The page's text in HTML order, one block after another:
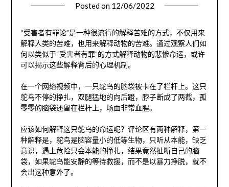
Posted on 12/06/2022
“受害者有罪论”是一种很流行的解释苦难的方式，不仅用来
解释人类的苦难，也用来解释动物的苦难。通过观察人们如
何以类似于“受害者有罪”的方式解释动物的悲惨命运，或许
可以揭示这些解释背后的心理机制。
在一个网络视频中，一只鸵鸟的脑袋被卡在了栏杆上。这只
鸵鸟不停的挣扎，双腿猛地的向后蹬，脖子断成了两截，孤
零零的脑袋还留在栏杆上，场面非常血腥。
应该如何解释这只鸵鸟的命运呢？评论区有两种解释，第一
种解释是，鸵鸟是脑容量小的低等生物，只听从本能，缺乏
意识，遇上危险只会本能的挣扎，结果竟然扯断自己的脑
袋，如果鸵鸟能安静的等待救援，而不是以暴力挣脱，就不
会出这种意外了。